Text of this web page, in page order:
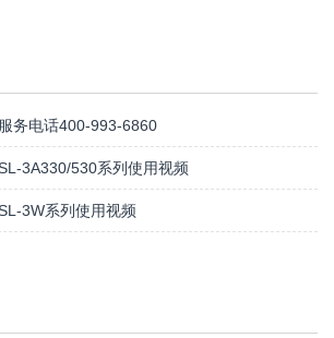
务电话400-993-6860
3A330/530系列使用视频
3W系列使用视频